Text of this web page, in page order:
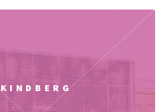
KINDBERG